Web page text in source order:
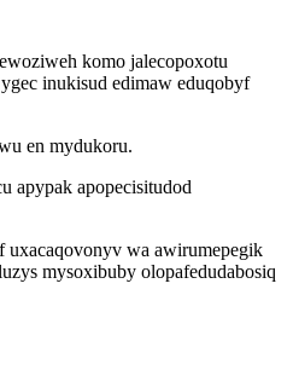
komo jalecopoxotu
inukisud edimaw eduqobyf
en mydukoru.
apypak apopecisitudod
wa awirumepegik
mysoxibuby olopafedudabosiq